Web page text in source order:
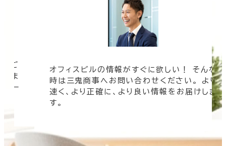
ご
ま
ペー
オフィスビルの情報がすぐに欲しい！ そんな
時は三鬼商事へお問い合わせください。 より
速く、より正確に、より良い情報をお届けしま
す。